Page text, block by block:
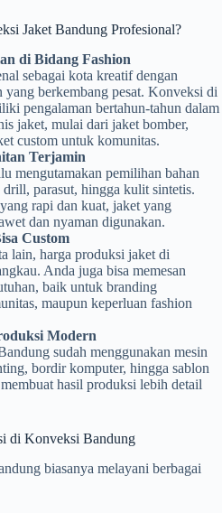
Jaket Bandung Profesional?
di Bidang Fashion
sebagai kota kreatif dengan
berkembang pesat. Konveksi di
pengalaman bertahun-tahun dalam
jaket, mulai dari jaket bomber,
custom untuk komunitas.
Terjamin
mengutamakan pemilihan bahan
parasut, hingga kulit sintetis.
rapi dan kuat, jaket yang
dan nyaman digunakan.
Custom
lain, harga produksi jaket di
Anda juga bisa memesan
baik untuk branding
maupun keperluan fashion
Modern
sudah menggunakan mesin
bordir komputer, hingga sablon
hasil produksi lebih detail
di Konveksi Bandung
biasanya melayani berbagai